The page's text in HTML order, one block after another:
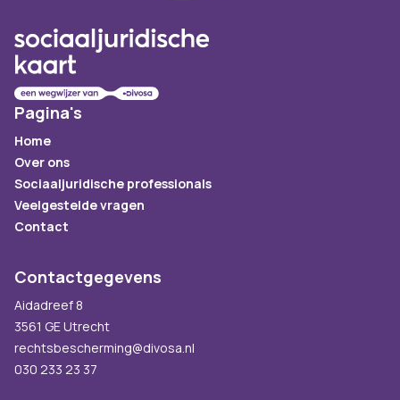
Pagina's
Home
Over ons
Sociaaljuridische professionals
Veelgestelde vragen
Contact
Contactgegevens
Aidadreef 8
3561 GE Utrecht
rechtsbescherming@divosa.nl
030 233 23 37